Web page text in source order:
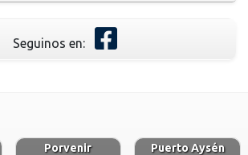
Seguinos en:
Porvenir Puerto Aysén